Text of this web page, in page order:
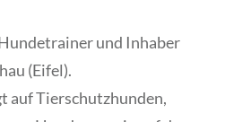
und Inhaber
(Eifel).
auf Tierschutzhunden,